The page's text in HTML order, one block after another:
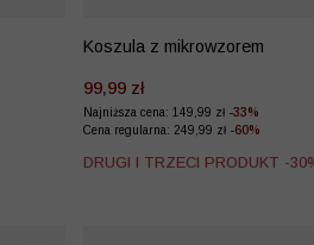
Koszula z mikrowzorem
99,99 zł
Najniższa cena: 149,99 zł -33%
Cena regularna: 249,99 zł -60%
DRUGI I TRZECI PRODUKT -